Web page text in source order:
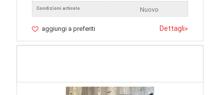
Condizioni articolo
Nuovo
aggiungi a preferiti Dettagli»